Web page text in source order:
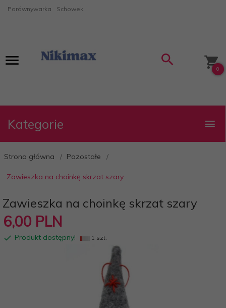
Porównywarka Schowek
0
Kategorie
Strona główna Pozostałe
Zawieszka na choinkę skrzat szary
Zawieszka na choinkę skrzat szary
6,00 PLN
Produkt dostępny! 1 szt.